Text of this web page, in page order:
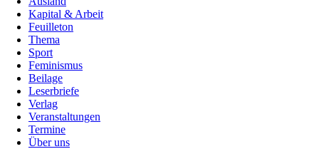
Kapital & Arbeit
Feuilleton
Thema
Sport
Feminismus
Beilage
Leserbriefe
Verlag
Veranstaltungen
Termine
Über uns